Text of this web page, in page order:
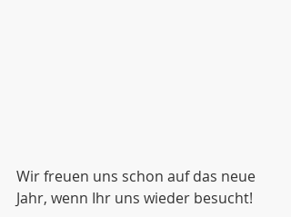
Wir freuen uns schon auf das neue
Jahr, wenn Ihr uns wieder besucht!